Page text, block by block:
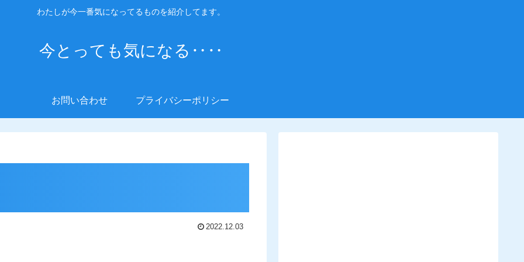
わたしが今一番気になってるものを紹介してます。
今とっても気になる‥‥
お問い合わせ プライバシーポリシー
2022.12.03